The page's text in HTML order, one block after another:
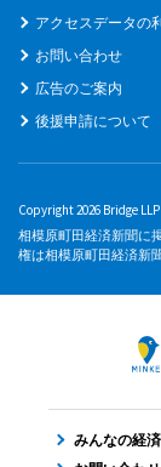
アクセスデータの
お問い合わせ
広告のご案内
後援申請について
Copyright 2026 Bridge
相模原町田経済新聞に
権は相模原町田経済新
みんなの経